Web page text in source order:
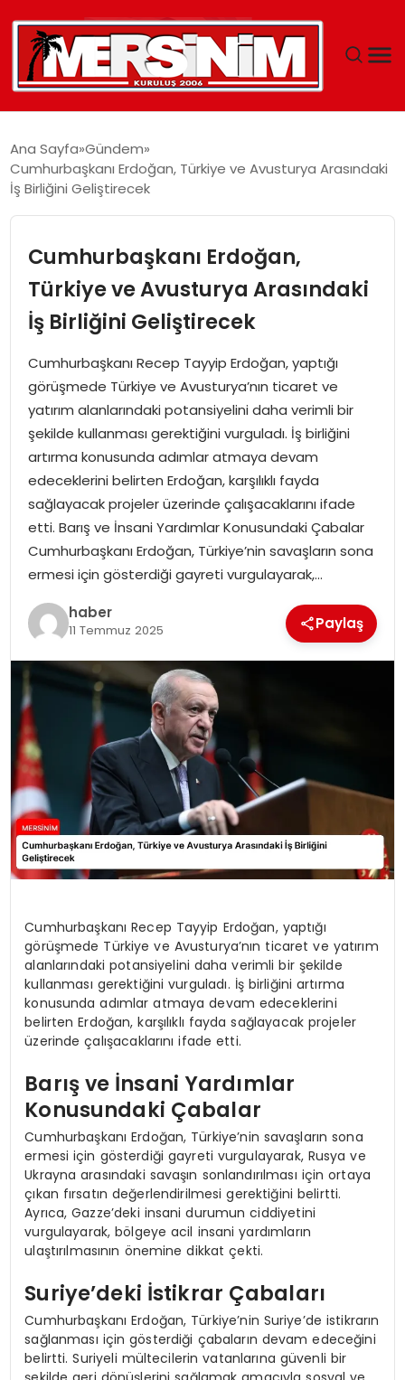
YAŞAM
EĞITIM
SPOR
EKONOMI
MAGAZIN
DÜNYA
OTOMOBIL
Ana Sayfa Gündem
Cumhurbaşkanı Erdoğan, Türkiye ve Avusturya Arasındaki
İş Birliğini Geliştirecek
Cumhurbaşkanı Erdoğan,
Türkiye ve Avusturya Arasındaki
İş Birliğini Geliştirecek
Cumhurbaşkanı Recep Tayyip Erdoğan, yaptığı
görüşmede Türkiye ve Avusturya’nın ticaret ve
yatırım alanlarındaki potansiyelini daha verimli bir
şekilde kullanması gerektiğini vurguladı. İş birliğini
artırma konusunda adımlar atmaya devam
edeceklerini belirten Erdoğan, karşılıklı fayda
sağlayacak projeler üzerinde çalışacaklarını ifade
etti. Barış ve İnsani Yardımlar Konusundaki Çabalar
Cumhurbaşkanı Erdoğan, Türkiye’nin savaşların sona
ermesi için gösterdiği gayreti vurgulayarak,…
haber
11 Temmuz 2025 Paylaş
Cumhurbaşkanı Recep Tayyip Erdoğan, yaptığı
görüşmede Türkiye ve Avusturya’nın ticaret ve yatırım
alanlarındaki potansiyelini daha verimli bir şekilde
kullanması gerektiğini vurguladı. İş birliğini artırma
konusunda adımlar atmaya devam edeceklerini
belirten Erdoğan, karşılıklı fayda sağlayacak projeler
üzerinde çalışacaklarını ifade etti.
Barış ve İnsani Yardımlar
Konusundaki Çabalar
Cumhurbaşkanı Erdoğan, Türkiye’nin savaşların sona
ermesi için gösterdiği gayreti vurgulayarak, Rusya ve
Ukrayna arasındaki savaşın sonlandırılması için ortaya
çıkan fırsatın değerlendirilmesi gerektiğini belirtti.
Ayrıca, Gazze’deki insani durumun ciddiyetini
vurgulayarak, bölgeye acil insani yardımların
ulaştırılmasının önemine dikkat çekti.
Suriye’deki İstikrar Çabaları
Cumhurbaşkanı Erdoğan, Türkiye’nin Suriye’de istikrarın
sağlanması için gösterdiği çabaların devam edeceğini
belirtti. Suriyeli mültecilerin vatanlarına güvenli bir